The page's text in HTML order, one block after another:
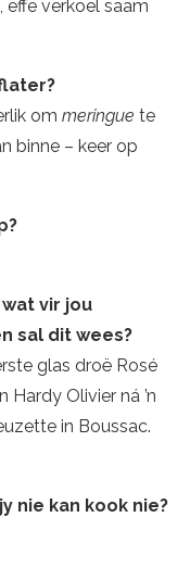
effe verkoel saam
om meringue te
binne – keer op
vir jou
sal dit wees?
glas droë Rosé
Hardy Olivier ná ’n
in Boussac.
nie kan kook nie?